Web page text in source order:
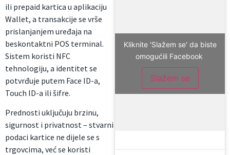
ili prepaid kartica u aplikaciju
Wallet, a transakcije se vrše
prislanjanjem uređaja na
beskontaktni POS terminal.
Sistem koristi NFC
tehnologiju, a identitet se
potvrđuje putem Face ID-a,
Touch ID-a ili šifre.
Prednosti uključuju brzinu,
sigurnost i privatnost – stvarni
podaci kartice ne dijele se s
trgovcima, već se koristi
Kliknite 'Slažem se' da biste
omogućili Facebook
Slažem se